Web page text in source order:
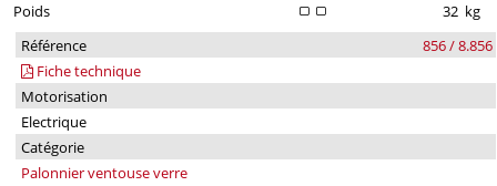
Poids
32 kg
Référence
856 / 8.856
Fiche technique
Motorisation
Electrique
Catégorie
Palonnier ventouse verre